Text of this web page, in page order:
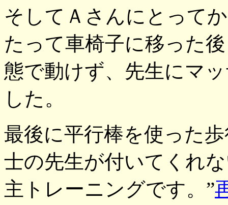
そしてＡさんにとって
たって車椅子に移った
態で動けず、先生にマ
した。
最後に平行棒を使った
士の先生が付いてくれ
主トレーニングです。”